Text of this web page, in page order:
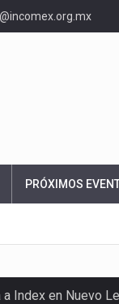
PRÓXIMOS
Index en Nuevo